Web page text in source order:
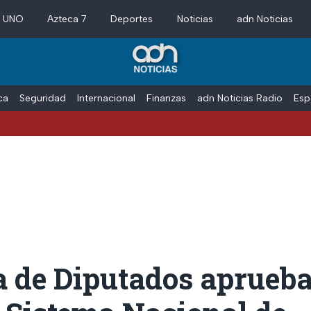
Azteca 7 Deportes Noticias adn Noticias
Seguridad Internacional Finanzas adn Noticias Radio
de Diputados